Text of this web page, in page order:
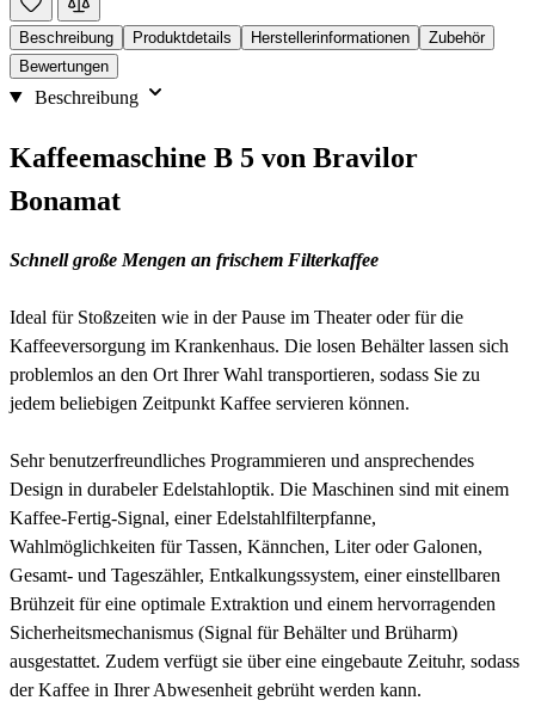
Beschreibung Produktdetails Herstellerinformationen
Zubehör
Bewertungen
Beschreibung
Kaffeemaschine B 5 von Bravilor
Bonamat
Schnell große Mengen an frischem Filterkaffee
Ideal für Stoßzeiten wie in der Pause im Theater oder für die
Kaffeeversorgung im Krankenhaus. Die losen Behälter lassen sich
problemlos an den Ort Ihrer Wahl transportieren, sodass Sie zu
jedem beliebigen Zeitpunkt Kaffee servieren können.
Sehr benutzerfreundliches Programmieren und ansprechendes
Design in durabeler Edelstahloptik. Die Maschinen sind mit einem
Kaffee-Fertig-Signal, einer Edelstahlfilterpfanne,
Wahlmöglichkeiten für Tassen, Kännchen, Liter oder Galonen,
Gesamt- und Tageszähler, Entkalkungssystem, einer einstellbaren
Brühzeit für eine optimale Extraktion und einem hervorragenden
Sicherheitsmechanismus (Signal für Behälter und Brüharm)
ausgestattet. Zudem verfügt sie über eine eingebaute Zeituhr, sodass
der Kaffee in Ihrer Abwesenheit gebrüht werden kann.